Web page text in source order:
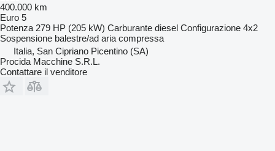
400.000 km
Euro 5
Potenza 279 HP (205 kW) Carburante diesel Configurazione 4x2
Sospensione balestre/ad aria compressa
Italia, San Cipriano Picentino (SA)
Procida Macchine S.R.L.
Contattare il venditore